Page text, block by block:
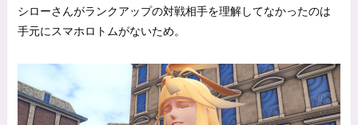
シローさんがランクアップの対戦相手を理解してなかったのは
手元にスマホロトムがないため。